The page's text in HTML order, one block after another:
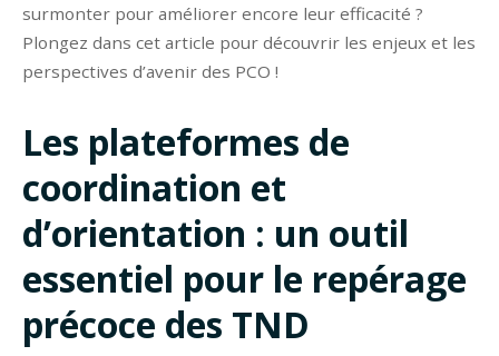
surmonter pour améliorer encore leur efficacité ?
Plongez dans cet article pour découvrir les enjeux et les
perspectives d’avenir des PCO !
Les plateformes de
coordination et
d’orientation : un outil
essentiel pour le repérage
précoce des TND